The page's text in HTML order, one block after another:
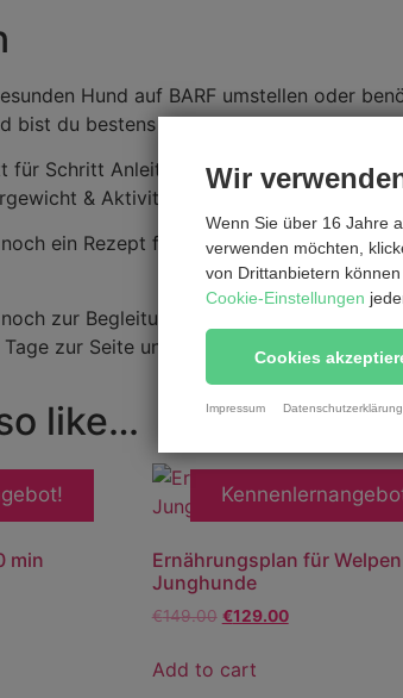
Wir
Wenn Sie über 16 Jahre
verwenden möchten,
von Drittanbietern
Cookie-Einstellungen
Cookies
Impressum Datenschutzerklärung
Hund auf BARF umstellen oder
bist du bestens ausgerüstet, um deinen
für Schritt Anleitung, wie dein Hund am
& Aktivität berechnet.
ein Rezept für selbstgemachte
zur Begleitung einen Support
zur Seite und du erhältst innerhalb
like…
min
Ernährungsplan für
Junghunde
€149.00 €129.00
Add to cart